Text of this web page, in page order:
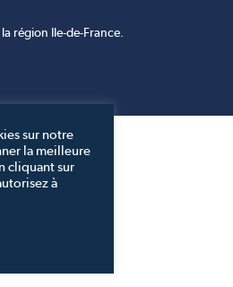
région Ile-de-France.
sur notre
la meilleure
cliquant sur
à